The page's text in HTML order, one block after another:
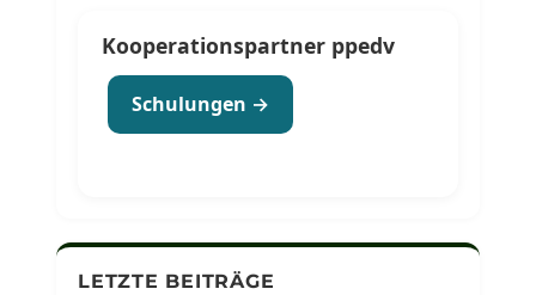
Kooperationspartner ppedv
Schulungen →
LETZTE BEITRÄGE